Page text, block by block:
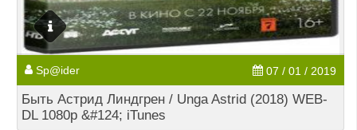
Sp@ider 07 / 01 / 2019
Быть Астрид Линдгрен / Unga Astrid (2018) WEB-
DL 1080p &#124; iTunes